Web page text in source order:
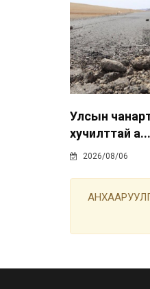
Улсын
хучилттай а...
2026/08/06